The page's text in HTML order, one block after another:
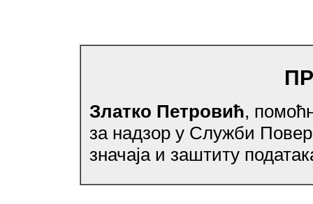
Златко Петровић,
за надзор у Служби
значаја и заштиту